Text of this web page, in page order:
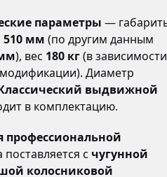
параметры —
510 мм (по другим данным
), вес 180 кг(в зависимости
Диаметр
выдвижной
в комплектацию.
профессиональной
с чугунной
колосниковой